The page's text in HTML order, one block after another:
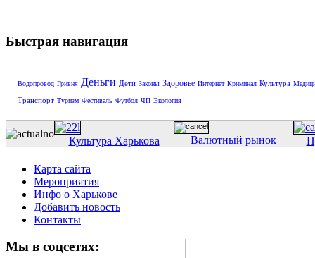
Быстрая навигация
Водопровод Гривня Деньги Дети Законы Здоровье Интернет Криминал Культура
Транспорт Туризм Фестиваль Футбол ЧП Экология
Культура Харькова Валютный рынок
Карта сайта
Мероприятия
Инфо о Харькове
Добавить новость
Контакты
Мы в соцсетях: